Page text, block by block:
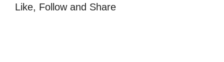
Like, Follow and Share